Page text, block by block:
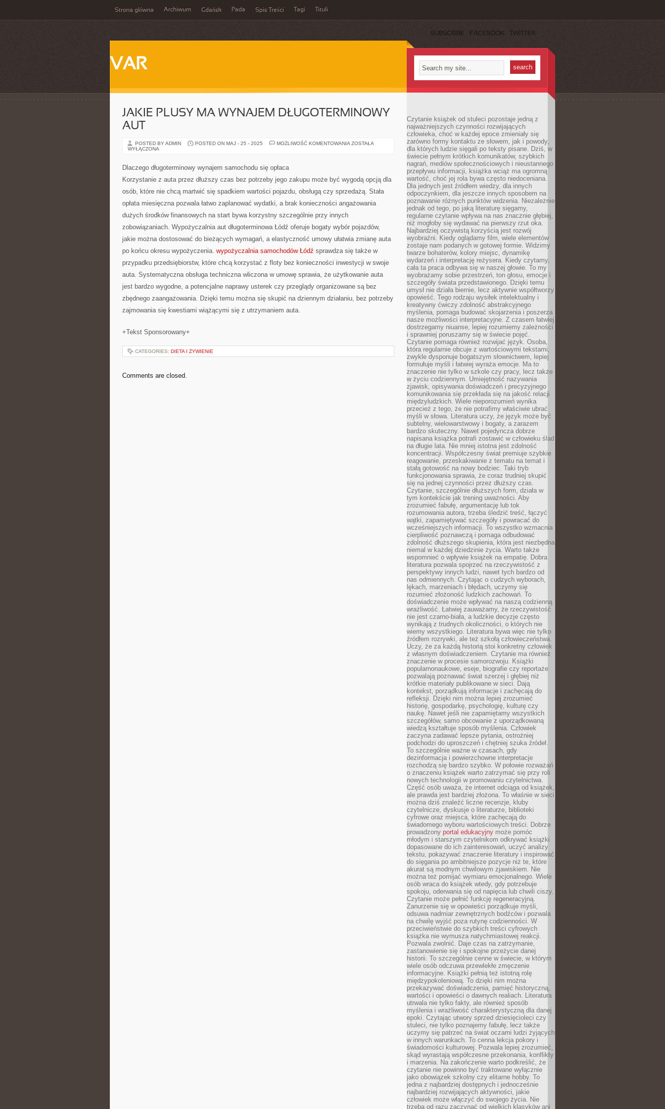
Strona główna Archiwum Gdańsk Pada Spis Treści Tagi Tituli
SUBSCRIBE FACEBOOK TWITTER
VAR
JAKIE PLUSY MA WYNAJEM DŁUGOTERMINOWY
AUT
POSTED BY ADMIN POSTED ON MAJ - 25 - 2025 MOŻLIWOŚĆ KOMENTOWANIA JAKIE
ZOSTAŁA
WYŁĄCZONA
Dlaczego długoterminowy wynajem samochodu się opłaca
Korzystanie z auta przez dłuższy czas bez potrzeby jego zakupu może być wygodą opcją dla
osób, które nie chcą martwić się spadkiem wartości pojazdu, obsługą czy sprzedażą. Stała
opłata miesięczna pozwala łatwo zaplanować wydatki, a brak konieczności angażowania
dużych środków finansowych na start bywa korzystny szczególnie przy innych
zobowiązaniach. Wypożyczalnia aut długoterminowa Łódź oferuje bogaty wybór pojazdów,
jakie można dostosować do bieżących wymagań, a elastyczność umowy ułatwia zmianę auta
po końcu okresu wypożyczenia. wypożyczalnia samochodów Łódź sprawdza się także w
przypadku przedsiębiorstw, które chcą korzystać z floty bez konieczności inwestycji w swoje
auta. Systematyczna obsługa techniczna wliczona w umowę sprawia, że użytkowanie auta
jest bardzo wygodne, a potencjalne naprawy usterek czy przeglądy organizowane są bez
zbędnego zaangażowania. Dzięki temu można się skupić na dziennym działaniu, bez potrzeby
zajmowania się kwestiami wiążącymi się z utrzymaniem auta.
+Tekst Sponsorowany+
CATEGORIES: DIETA I ŻYWIENIE
Comments are closed.
Czytanie książek od stuleci pozostaje jedną z
najważniejszych czynności rozwijających
człowieka, choć w każdej epoce zmieniały się
zarówno formy kontaktu ze słowem, jak i powody,
dla których ludzie sięgali po teksty pisane. Dziś, w
świecie pełnym krótkich komunikatów, szybkich
nagrań, mediów społecznościowych i nieustannego
przepływu informacji, książka wciąż ma ogromną
wartość, choć jej rola bywa często niedoceniana.
Dla jednych jest źródłem wiedzy, dla innych
odpoczynkiem, dla jeszcze innych sposobem na
poznawanie różnych punktów widzenia. Niezależnie
jednak od tego, po jaką literaturę sięgamy,
regularne czytanie wpływa na nas znacznie głębiej,
niż mogłoby się wydawać na pierwszy rzut oka.
Najbardziej oczywistą korzyścią jest rozwój
wyobraźni. Kiedy oglądamy film, wiele elementów
zostaje nam podanych w gotowej formie. Widzimy
twarze bohaterów, kolory miejsc, dynamikę
wydarzeń i interpretację reżysera. Kiedy czytamy,
cała ta praca odbywa się w naszej głowie. To my
wyobrażamy sobie przestrzeń, ton głosu, emocje i
szczegóły świata przedstawionego. Dzięki temu
umysł nie działa biernie, lecz aktywnie współtworzy
opowieść. Tego rodzaju wysiłek intelektualny i
kreatywny ćwiczy zdolność abstrakcyjnego
myślenia, pomaga budować skojarzenia i poszerza
nasze możliwości interpretacyjne. Z czasem łatwiej
dostrzegamy niuanse, lepiej rozumiemy zależności
i sprawniej poruszamy się w świecie pojęć.
Czytanie pomaga również rozwijać język. Osoba,
która regularnie obcuje z wartościowymi tekstami,
zwykle dysponuje bogatszym słownictwem, lepiej
formułuje myśli i łatwiej wyraża emocje. Ma to
znaczenie nie tylko w szkole czy pracy, lecz także
w życiu codziennym. Umiejętność nazywania
zjawisk, opisywania doświadczeń i precyzyjnego
komunikowania się przekłada się na jakość relacji
międzyludzkich. Wiele nieporozumień wynika
przecież z tego, że nie potrafimy właściwie ubrać
myśli w słowa. Literatura uczy, że język może być
subtelny, wielowarstwowy i bogaty, a zarazem
bardzo skuteczny. Nawet pojedyncza dobrze
napisana książka potrafi zostawić w człowieku ślad
na długie lata. Nie mniej istotna jest zdolność
koncentracji. Współczesny świat premiuje szybkie
reagowanie, przeskakiwanie z tematu na temat i
stałą gotowość na nowy bodziec. Taki tryb
funkcjonowania sprawia, że coraz trudniej skupić
się na jednej czynności przez dłuższy czas.
Czytanie, szczególnie dłuższych form, działa w
tym kontekście jak trening uważności. Aby
zrozumieć fabułę, argumentację lub tok
rozumowania autora, trzeba śledzić treść, łączyć
wątki, zapamiętywać szczegóły i powracać do
wcześniejszych informacji. To wszystko wzmacnia
cierpliwość poznawczą i pomaga odbudować
zdolność dłuższego skupienia, która jest niezbędna
niemal w każdej dziedzinie życia. Warto także
wspomnieć o wpływie książek na empatię. Dobra
literatura pozwala spojrzeć na rzeczywistość z
perspektywy innych ludzi, nawet tych bardzo od
nas odmiennych. Czytając o cudzych wyborach,
lękach, marzeniach i błędach, uczymy się
rozumieć złożoność ludzkich zachowań. To
doświadczenie może wpływać na naszą codzienną
wrażliwość. Łatwiej zauważamy, że rzeczywistość
nie jest czarno-biała, a ludzkie decyzje często
wynikają z trudnych okoliczności, o których nie
wiemy wszystkiego. Literatura bywa więc nie tylko
źródłem rozrywki, ale też szkołą człowieczeństwa.
Uczy, że za każdą historią stoi konkretny człowiek
z własnym doświadczeniem. Czytanie ma również
znaczenie w procesie samorozwoju. Książki
popularnonaukowe, eseje, biografie czy reportaże
pozwalają poznawać świat szerzej i głębiej niż
krótkie materiały publikowane w sieci. Dają
kontekst, porządkują informacje i zachęcają do
refleksji. Dzięki nim można lepiej zrozumieć
historię, gospodarkę, psychologię, kulturę czy
naukę. Nawet jeśli nie zapamiętamy wszystkich
szczegółów, samo obcowanie z uporządkowaną
wiedzą kształtuje sposób myślenia. Człowiek
zaczyna zadawać lepsze pytania, ostrożniej
podchodzi do uproszczeń i chętniej szuka źródeł.
To szczególnie ważne w czasach, gdy
dezinformacja i powierzchowne interpretacje
rozchodzą się bardzo szybko. W połowie rozważań
o znaczeniu książek warto zatrzymać się przy roli
nowych technologii w promowaniu czytelnictwa.
Część osób uważa, że internet odciąga od książek,
ale prawda jest bardziej złożona. To właśnie w sieci
można dziś znaleźć liczne recenzje, kluby
czytelnicze, dyskusje o literaturze, biblioteki
cyfrowe oraz miejsca, które zachęcają do
świadomego wyboru wartościowych treści. Dobrze
prowadzony portal edukacyjny może pomóc
młodym i starszym czytelnikom odkrywać książki
dopasowane do ich zainteresowań, uczyć analizy
tekstu, pokazywać znaczenie literatury i inspirować
do sięgania po ambitniejsze pozycje niż te, które
akurat są modnym chwilowym zjawiskiem. Nie
można też pomijać wymiaru emocjonalnego. Wiele
osób wraca do książek wtedy, gdy potrzebuje
spokoju, oderwania się od napięcia lub chwili ciszy.
Czytanie może pełnić funkcję regeneracyjną.
Zanurzenie się w opowieści porządkuje myśli,
odsuwa nadmiar zewnętrznych bodźców i pozwala
na chwilę wyjść poza rutynę codzienności. W
przeciwieństwie do szybkich treści cyfrowych
książka nie wymusza natychmiastowej reakcji.
Pozwala zwolnić. Daje czas na zatrzymanie,
zastanowienie się i spokojne przeżycie danej
historii. To szczególnie cenne w świecie, w którym
wiele osób odczuwa przewlekłe zmęczenie
informacyjne. Książki pełnią też istotną rolę
międzypokoleniową. To dzięki nim można
przekazywać doświadczenia, pamięć historyczną,
wartości i opowieści o dawnych realiach. Literatura
utrwala nie tylko fakty, ale również sposób
myślenia i wrażliwość charakterystyczną dla danej
epoki. Czytając utwory sprzed dziesięcioleci czy
stuleci, nie tylko poznajemy fabułę, lecz także
uczymy się patrzeć na świat oczami ludzi żyjących
w innych warunkach. To cenna lekcja pokory i
świadomości kulturowej. Pozwala lepiej zrozumieć,
skąd wyrastają współczesne przekonania, konflikty
i marzenia. Na zakończenie warto podkreślić, że
czytanie nie powinno być traktowane wyłącznie
jako obowiązek szkolny czy elitarne hobby. To
jedna z najbardziej dostępnych i jednocześnie
najbardziej rozwijających aktywności, jakie
człowiek może włączyć do swojego życia. Nie
trzeba od razu zaczynać od wielkich klasyków ani